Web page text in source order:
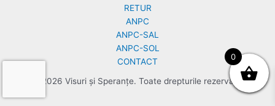
RETUR
ANPC
ANPC-SAL
ANPC-SOL
CONTACT
© 2026 Visuri și Speranțe. Toate drepturile rezervate.
0